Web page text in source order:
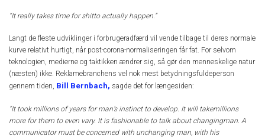
“It really takes time for shitto actually happen.”
Langt de fleste udviklinger i forbrugeradfærd vil vende tilbage til deres normale
kurve relativt hurtigt, når post-corona-normaliseringen får fat. For selvom
teknologien, medierne og taktikken ændrer sig, så gør den menneskelige natur
(næsten) ikke. Reklamebranchens vel nok mest betydningsfuldeperson
gennem tiden, Bill Bernbach, sagde det for længesiden:
”It took millions of years for man’s instinct to develop. It will takemillions
more for them to even vary. It is fashionable to talk about changingman. A
communicator must be concerned with unchanging man, with his